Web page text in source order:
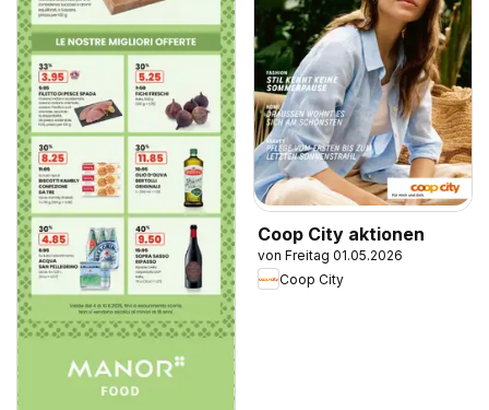
Coop City aktionen
von Freitag 01.05.2026
Coop City